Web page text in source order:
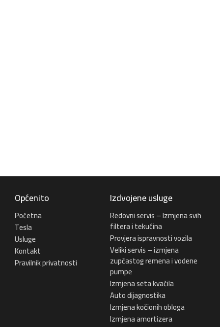
Općenito
Početna
Tesla
Usluge
Kontakt
Pravilnik privatnosti
Izdvojene usluge
Redovni servis – Izmjena svih
filtera i tekućina
Provjera ispravnosti vozila
Veliki servis – izmjena
zupčastog remena i vodene
pumpe
Izmjena seta kvačila
Auto dijagnostika
Izmjena kočionih obloga
Izmjena amortizera